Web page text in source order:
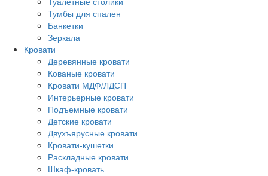
Тумбы для спален
Банкетки
Зеркала
Кровати
Деревянные кровати
Кованые кровати
Кровати МДФ/ЛДСП
Интерьерные кровати
Подъемные кровати
Детские кровати
Двухъярусные кровати
Кровати-кушетки
Раскладные кровати
Шкаф-кровать